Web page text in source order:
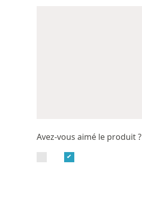
Avez-vous aimé le produit ?